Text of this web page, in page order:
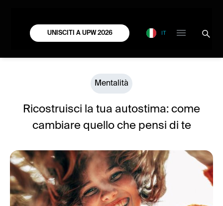
UNISCITI A UPW 2026 IT
Mentalità
Ricostruisci la tua autostima: come
cambiare quello che pensi di te